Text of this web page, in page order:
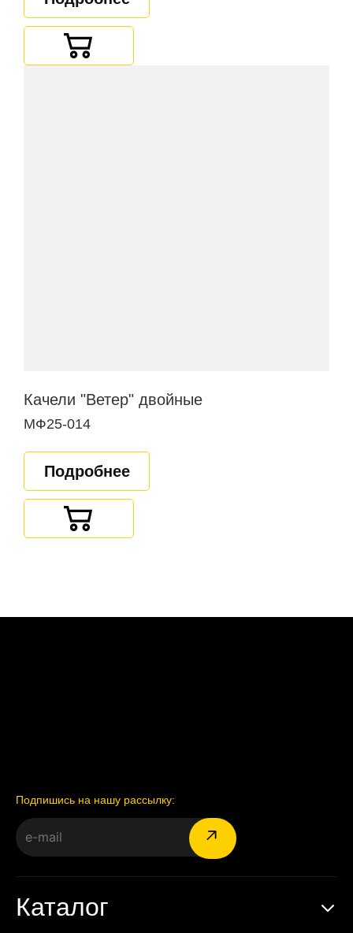
Качели "Ветер" двойные
МФ25-014
Подробнее
Подпишись на нашу рассылку:
Каталог